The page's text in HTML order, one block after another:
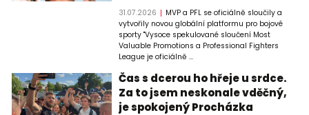
31.07.2026
MVP a PFL se oficiálně sloučily a
vytvořily novou globální platformu pro bojové
sporty "Vysoce spekulované sloučení Most
Valuable Promotions a Professional Fighters
League je oficiálně ...
Čas s dcerou ho hřeje u srdce.
Za to jsem neskonale vděčný,
je spokojený Procházka